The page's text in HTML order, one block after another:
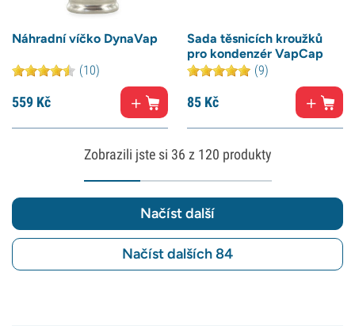
Náhradní víčko DynaVap
(10)
559 Kč
Sada těsnicích kroužků
pro kondenzér VapCap
(9)
85 Kč
Zobrazili jste si 36 z 120 produkty
Načíst další
Načíst dalších 84